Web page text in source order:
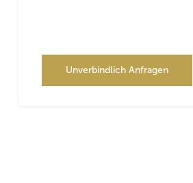
Unverbindlich Anfragen